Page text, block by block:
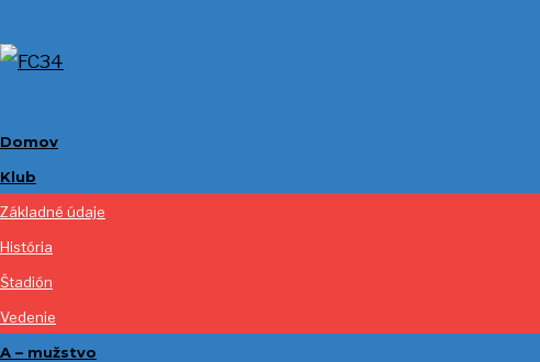
Domov
Klub
Základné údaje
História
Štadión
Vedenie
A – mužstvo